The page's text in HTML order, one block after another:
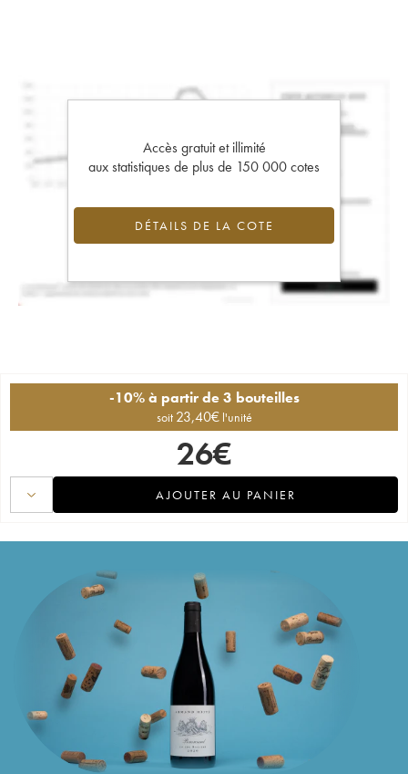
Accès gratuit et illimité
aux statistiques de plus de 150 000 cotes
DÉTAILS DE LA COTE
-10% à partir de 3 bouteilles
soit 23,40€ l'unité
26€
AJOUTER AU PANIER